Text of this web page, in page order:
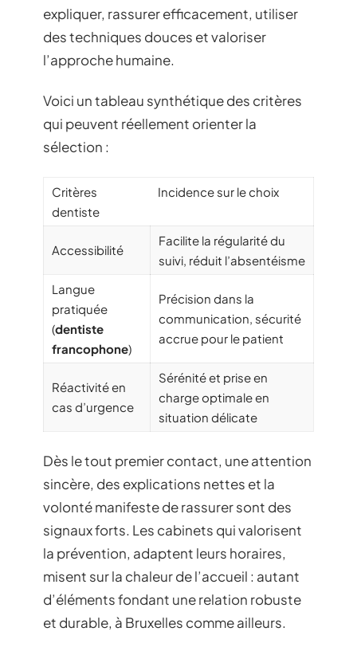
expliquer, rassurer efficacement, utiliser
des techniques douces et valoriser
l’approche humaine.
Voici un tableau synthétique des critères
qui peuvent réellement orienter la
sélection :
Critères
dentiste
Incidence sur le choix
Accessibilité
Facilite la régularité du
suivi, réduit l’absentéisme
Langue
pratiquée
(dentiste
francophone)
Précision dans la
communication, sécurité
accrue pour le patient
Réactivité en
cas d’urgence
Sérénité et prise en
charge optimale en
situation délicate
Dès le tout premier contact, une attention
sincère, des explications nettes et la
volonté manifeste de rassurer sont des
signaux forts. Les cabinets qui valorisent
la prévention, adaptent leurs horaires,
misent sur la chaleur de l’accueil : autant
d’éléments fondant une relation robuste
et durable, à Bruxelles comme ailleurs.